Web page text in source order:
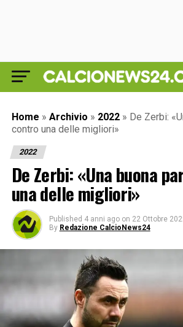
Home » Archivio » 2022 » De Zerbi:
contro una delle migliori»
2022
De Zerbi: «Una buona
una delle migliori»
Published 4 anni ago on 22 Ottobre
By Redazione CalcioNews24